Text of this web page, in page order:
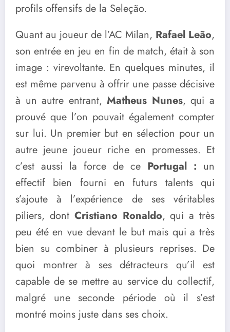
profils offensifs de la Seleção.
Quant au joueur de l’AC Milan, Rafael Leão,
son entrée en jeu en fin de match, était à son
image : virevoltante. En quelques minutes, il
est même parvenu à offrir une passe décisive
à un autre entrant,Matheus Nunes, qui a
prouvé que l’on pouvait également compter
sur lui. Un premier but en sélection pour un
autre jeune joueur riche en promesses. Et
c’est aussi la force de ce Portugal : un
effectif bien fourni en futurs talents qui
s’ajoute à l’expérience de ses véritables
piliers, dont Cristiano Ronaldo, qui a très
peu été en vue devant le but mais qui a très
bien su combiner à plusieurs reprises. De
quoi montrer à ses détracteurs qu’il est
capable de se mettre au service du collectif,
malgré une seconde période où il s’est
montré moins juste dans ses choix.